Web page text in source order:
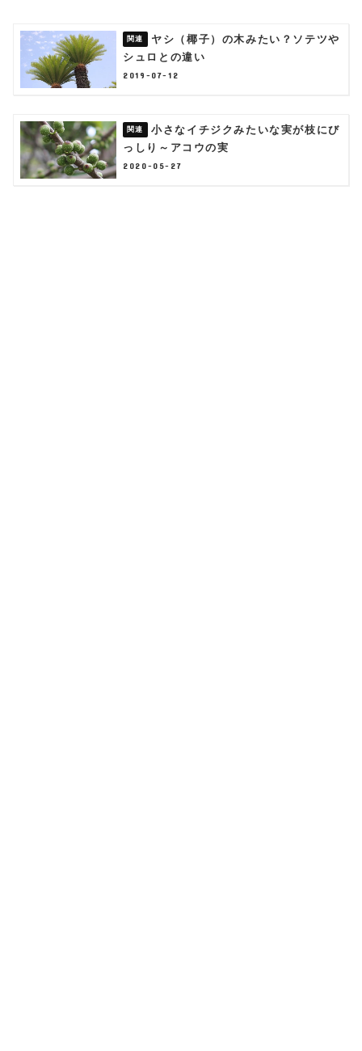
ヤシ（椰子）の木みたい？ソテツや
シュロとの違い
2019-07-12
小さなイチジクみたいな実が枝にび
っしり～アコウの実
2020-05-27